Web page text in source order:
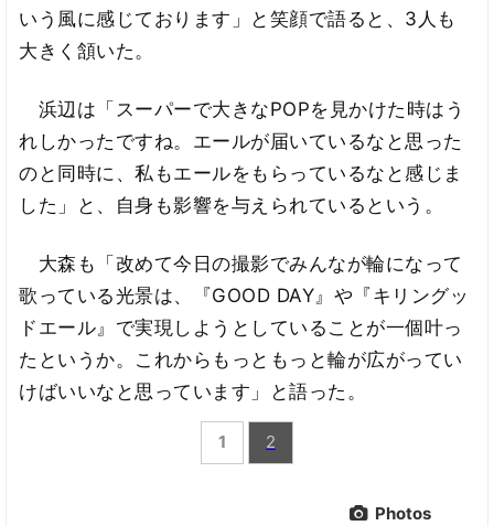
いう風に感じております」と笑顔で語ると、3人も
大きく頷いた。
浜辺は「スーパーで大きなPOPを見かけた時はう
れしかったですね。エールが届いているなと思った
のと同時に、私もエールをもらっているなと感じま
した」と、自身も影響を与えられているという。
大森も「改めて今日の撮影でみんなが輪になって
歌っている光景は、『GOOD DAY』や『キリングッ
ドエール』で実現しようとしていることが一個叶っ
たというか。これからもっともっと輪が広がってい
けばいいなと思っています」と語った。
1 2
Photos